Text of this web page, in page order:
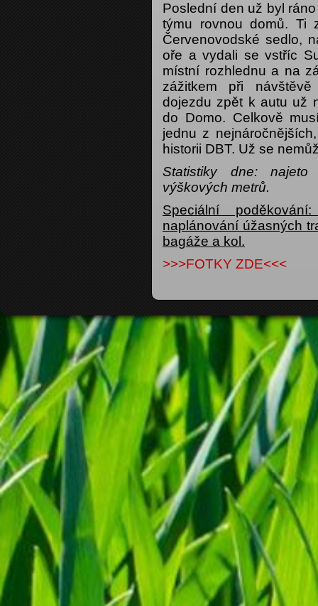
Poslední den už byl
týmu rovnou domů. Ti
Červenovodské sedlo,
oře a vydali se vstříc
místní rozhlednu a na
zážitkem při
dojezdu zpět k autu už
do Domo. Celkově
jednu z
historii DBT. Už se
Statistiky dne:
výškových metrů.
Speciální
naplánování úžasných
bagáže a kol.
>>>FOTKY ZDE<<<